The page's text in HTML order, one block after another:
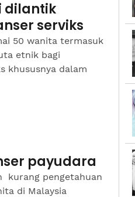
dilantik
serviks
50 wanita termasuk
etnik bagi
khususnya dalam
payudara
kurang pengetahuan
di Malaysia